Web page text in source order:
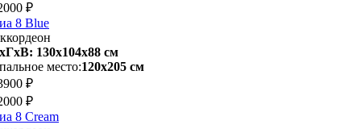
₽
8 Blue
130х104x88 см
место:120х205 см
₽
₽
8 Cream